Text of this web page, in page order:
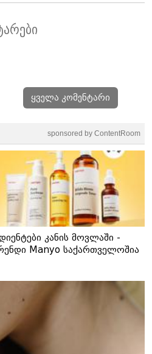
ყველა კომენტარი
sponsored by ContentRoom
კანის მოვლაში -
Manyo საქართველოშია